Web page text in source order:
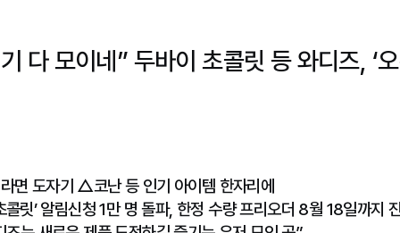
다 모이네” 두바이 초콜릿 등 와디즈, ‘
도자기 △코난 등 인기 아이템 한자리에
릿’ 알림신청 1만 명 돌파, 한정 수량 프리오더 8월 18일까지